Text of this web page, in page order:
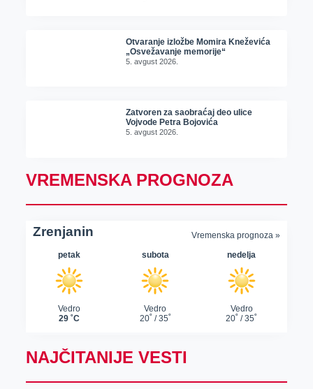
Otvaranje izložbe Momira Kneževića
„Osvežavanje memorije“
5. avgust 2026.
Zatvoren za saobraćaj deo ulice
Vojvode Petra Bojovića
5. avgust 2026.
VREMENSKA PROGNOZA
NAJČITANIJE VESTI